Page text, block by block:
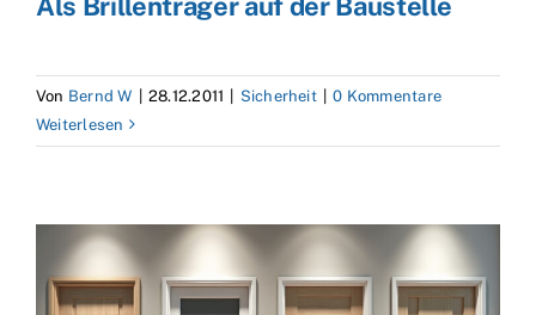
Als Brillenträger auf der Baustelle
Von Bernd W | 28.12.2011 | Sicherheit | 0 Kommentare
Weiterlesen